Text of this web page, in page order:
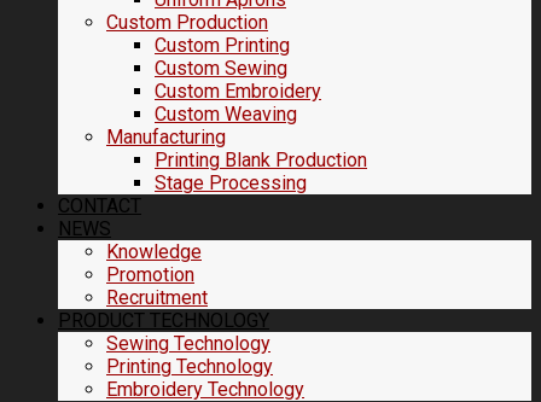
Custom Production
Custom Printing
Custom Sewing
Custom Embroidery
Custom Weaving
Manufacturing
Printing Blank Production
Stage Processing
CONTACT
NEWS
Knowledge
Promotion
Recruitment
PRODUCT TECHNOLOGY
Sewing Technology
Printing Technology
Embroidery Technology